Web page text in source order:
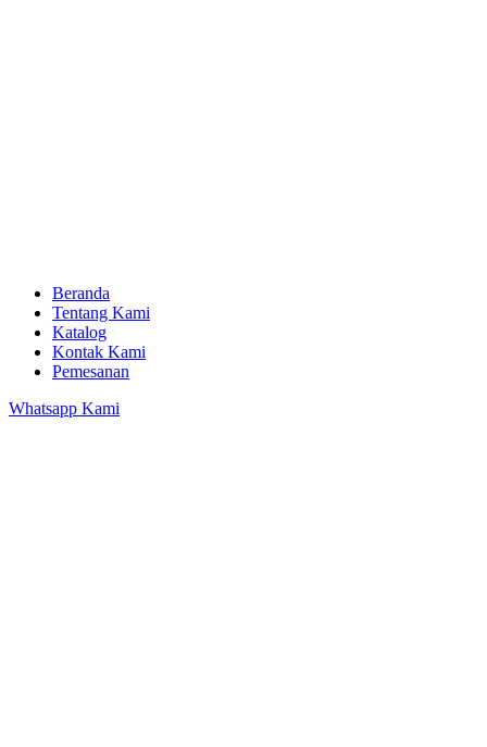
Beranda
Tentang Kami
Katalog
Kontak Kami
Pemesanan
Whatsapp Kami